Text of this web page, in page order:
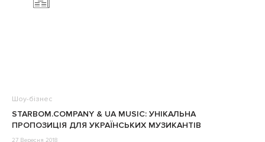
Шоу-бізнес
STARBOM.COMPANY & UA MUSIC: УНІКАЛЬНА
ПРОПОЗИЦІЯ ДЛЯ УКРАЇНСЬКИХ МУЗИКАНТІВ
27 Вересня 2018